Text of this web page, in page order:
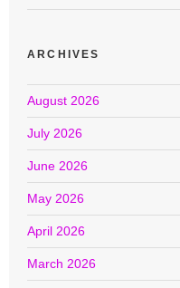
ARCHIVES
August 2026
July 2026
June 2026
May 2026
April 2026
March 2026